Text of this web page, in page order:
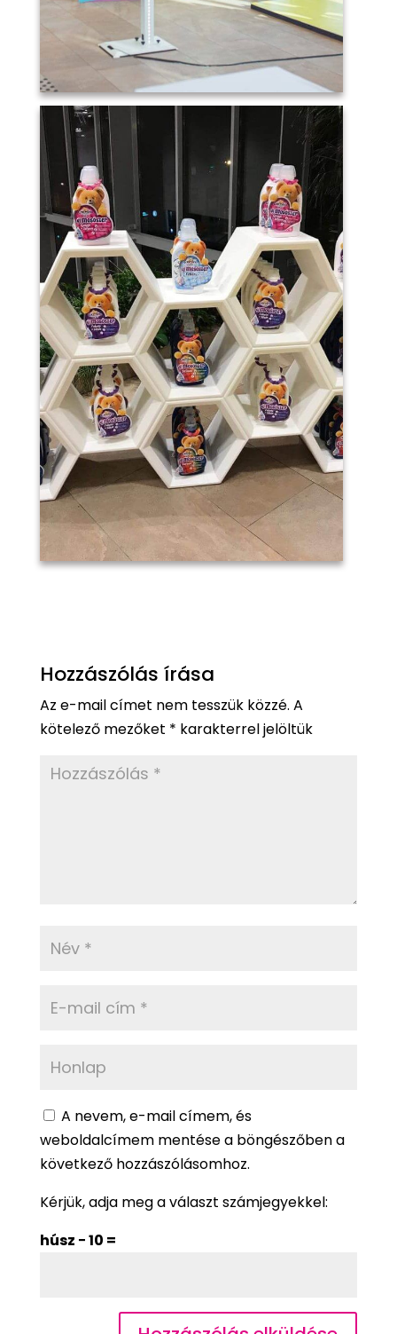
Hozzászólás írása
Az e-mail címet nem tesszük közzé. A
kötelező mezőket * karakterrel jelöltük
A nevem, e-mail címem, és
weboldalcímem mentése a böngészőben a
következő hozzászólásomhoz.
Kérjük, adja meg a választ számjegyekkel:
húsz − 10 =